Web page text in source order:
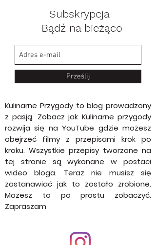
Subskrypcja
Bądź na bieżąco
Kulinarne Przygody to blog prowadzony
z pasją. Zobacz jak Kulinarne przygody
rozwija się na YouTube gdzie możesz
obejrzeć filmy z przepisami krok po
kroku. Wszystkie przepisy tworzone na
tej stronie są wykonane w postaci
wideo bloga. Teraz nie musisz się
zastanawiać jak to zostało zrobione.